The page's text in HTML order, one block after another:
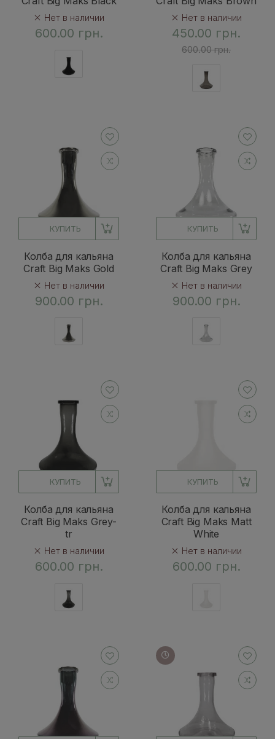
Нет в наличии
600.00 грн.
Нет в наличии
450.00 грн.
600.00 грн.
КУПИТЬ
Колба для кальяна
Craft Big Maks Gold
Нет в наличии
900.00 грн.
КУПИТЬ
Колба для кальяна
Craft Big Maks Grey
Нет в наличии
900.00 грн.
КУПИТЬ
Колба для кальяна
Craft Big Maks Grey-
tr
Нет в наличии
600.00 грн.
КУПИТЬ
Колба для кальяна
Craft Big Maks Matt
White
Нет в наличии
600.00 грн.